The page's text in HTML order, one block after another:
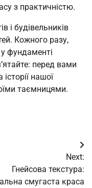
з практичністю.
і будівельників
Кожного разу,
фундаменті
перед вами
нашої
таємницями.
Next:
Гнейсова текстура:
смугаста краса